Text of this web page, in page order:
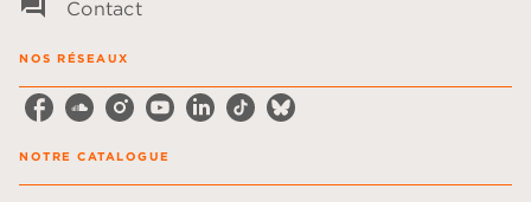
question_answer Contact
NOS RÉSEAUX
NOTRE CATALOGUE